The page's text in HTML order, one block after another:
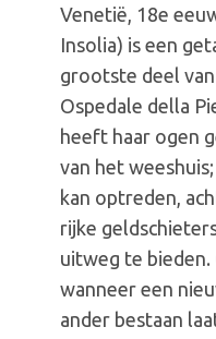
Venetië, 18e
Insolia) is een
grootste deel
Ospedale della
heeft haar ogen
van het
kan optreden,
rijke
uitweg te bieden.
wanneer een
ander bestaan